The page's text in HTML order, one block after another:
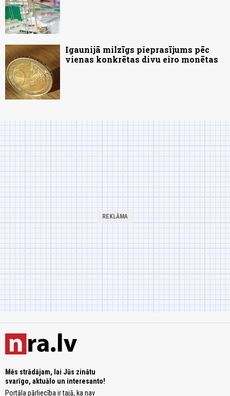
Igaunijā milzīgs pieprasījums pēc
vienas konkrētas divu eiro monētas
Mēs strādājam, lai Jūs zinātu
svarīgo, aktuālo un interesanto!
Portāla pārliecība ir tajā, ka nav